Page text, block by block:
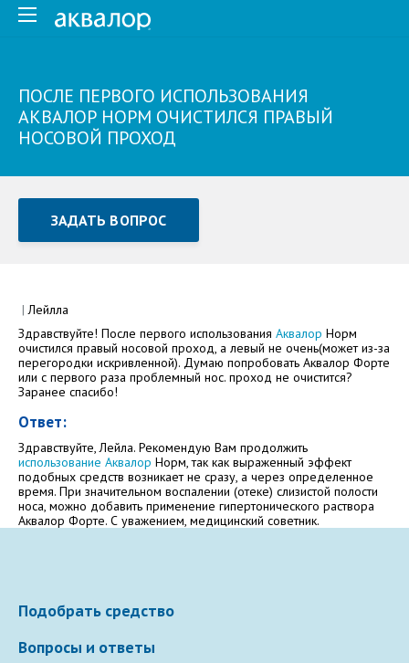
ПОСЛЕ ПЕРВОГО ИСПОЛЬЗОВАНИЯ
АКВАЛОР НОРМ ОЧИСТИЛСЯ ПРАВЫЙ
НОСОВОЙ ПРОХОД
ЗАДАТЬ ВОПРОС
Как Вас зовут
Электронная почта
|Лейлла
Здравствуйте! После первого использования Аквалор Норм
очистился правый носовой проход, а левый не очень(может из-за
перегородки искривленной). Думаю попробовать Аквалор Форте
или с первого раза проблемный нос. проход не очистится?
Заранее спасибо!
Ответ:
Здравствуйте, Лейла. Рекомендую Вам продолжить
использование Аквалор Норм, так как выраженный эффект
подобных средств возникает не сразу, а через определенное
время. При значительном воспалении (отеке) слизистой полости
носа, можно добавить применение гипертонического раствора
Аквалор Форте. С уважением, медицинский советник.
Подобрать средство
Вопросы и ответы